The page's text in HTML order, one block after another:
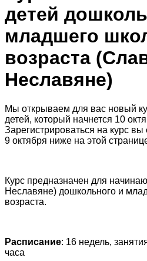
детей
младшего
возраста
Неславяне)
Мы открываем для вас новый
детей, который начнется 10
Зарегистрироваться на курс
9 октября ниже на этой
Курс предназначен для
Неславяне) дошкольного и
возраста.
Расписание: 16 недель,
часа